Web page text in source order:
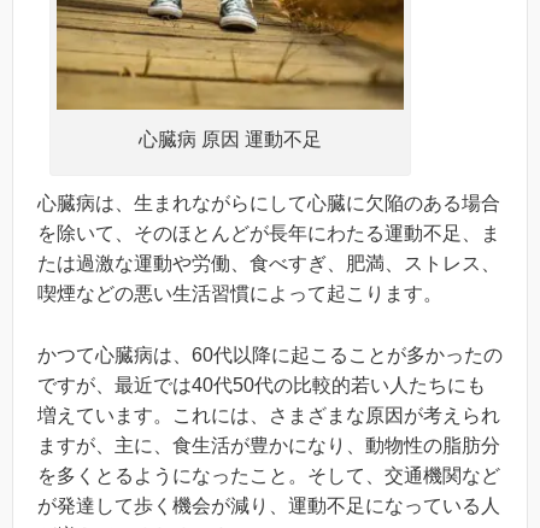
心臓病 原因 運動不足
心臓病は、生まれながらにして心臓に欠陥のある場合
を除いて、そのほとんどが長年にわたる運動不足、ま
たは過激な運動や労働、食べすぎ、肥満、ストレス、
喫煙などの悪い生活習慣によって起こります。
かつて心臓病は、60代以降に起こることが多かったの
ですが、最近では40代50代の比較的若い人たちにも
増えています。これには、さまざまな原因が考えられ
ますが、主に、食生活が豊かになり、動物性の脂肪分
を多くとるようになったこと。そして、交通機関など
が発達して歩く機会が減り、運動不足になっている人